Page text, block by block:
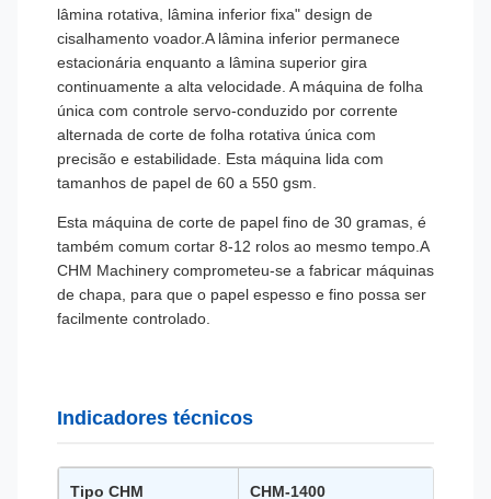
lâmina rotativa, lâmina inferior fixa" design de
cisalhamento voador.A lâmina inferior permanece
estacionária enquanto a lâmina superior gira
continuamente a alta velocidade. A máquina de folha
única com controle servo-conduzido por corrente
alternada de corte de folha rotativa única com
precisão e estabilidade. Esta máquina lida com
tamanhos de papel de 60 a 550 gsm.
Esta máquina de corte de papel fino de 30 gramas, é
também comum cortar 8-12 rolos ao mesmo tempo.A
CHM Machinery comprometeu-se a fabricar máquinas
de chapa, para que o papel espesso e fino possa ser
facilmente controlado.
Indicadores técnicos
Tipo CHM CHM-1400